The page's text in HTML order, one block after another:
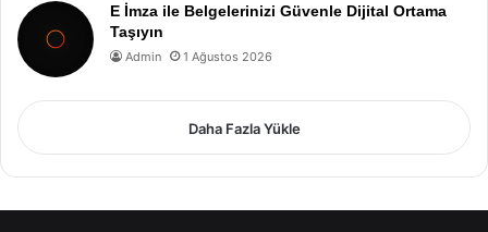
E İmza ile Belgelerinizi Güvenle Dijital Ortama
Taşıyın
Admin 1 Ağustos 2026
Daha Fazla Yükle